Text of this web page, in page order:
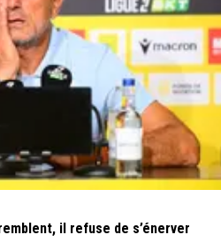
il refuse de s’énerver